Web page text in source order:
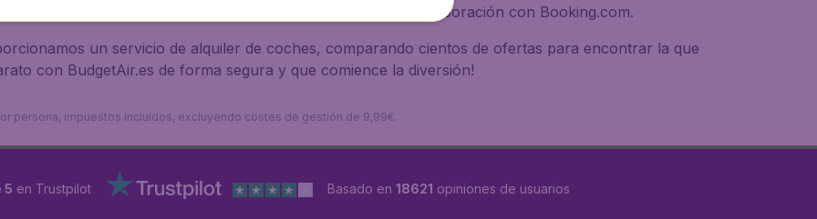
por el mundo están a tu disposición, gracias a nuestra colaboración con Booking.com.
un servicio de alquiler de coches, comparando cientos de ofertas para encontrar la que
con BudgetAir.es de forma segura y que comience la diversión!
persona, impuestos incluidos, excluyendo costes de gestión de 9,99€.
5 en Trustpilot Basado en 18621 opiniones de usuarios